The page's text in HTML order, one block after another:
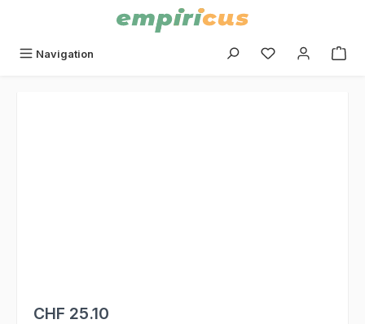
Navigation Du hast 0
CHF 25.10